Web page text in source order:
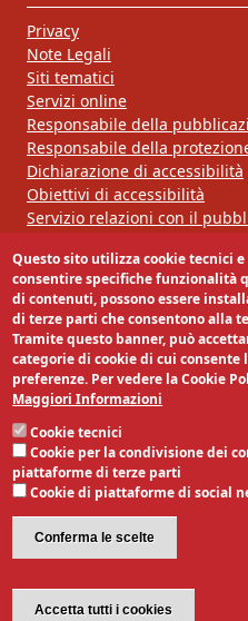
Privacy
Note Legali
Siti tematici
Servizi online
Responsabile della
Responsabile della
Dichiarazione di accessibilità
Obiettivi di accessibilità
Servizio relazioni con il
Segui la nostra pagina:
Questo sito utilizza cookie tecnici
consentire specifiche funzionalità
di contenuti, possono essere
di terze parti che consentono alla
Tramite questo banner, può
categorie di cookie di cui consente
preferenze. Per vedere la Cookie
Maggiori Informazioni
Cookie tecnici
Cookie per la condivisione dei
piattaforme di terze parti
Cookie di piattaforme di social
Conferma le scelte
Accetta tutti i cookies
Revoca il consenso